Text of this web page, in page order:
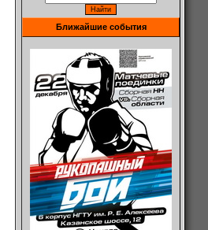
Ближайшие события